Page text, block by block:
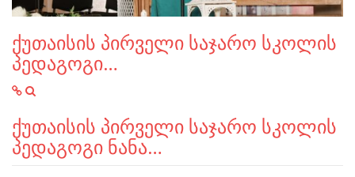
ქუთაისის პირველი საჯარო სკოლის
პედაგოგი…
ქუთაისის პირველი საჯარო სკოლის
პედაგოგი ნანა…